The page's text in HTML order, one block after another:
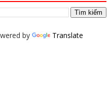
by Translate